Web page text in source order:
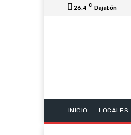
26.4 C Dajabón
INICIO LOCALES